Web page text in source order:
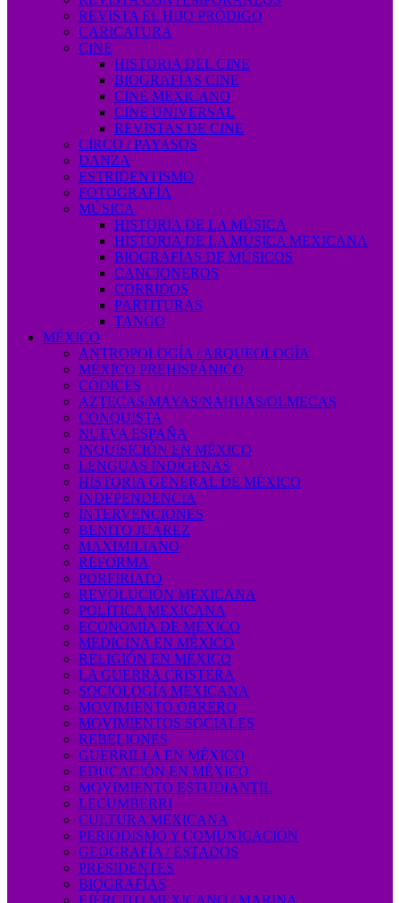
REVISTA EL HIJO PRÓDIGO
CARICATURA
CINE
HISTORIA DEL CINE
BIOGRAFÍAS CINE
CINE MEXICANO
CINE UNIVERSAL
REVISTAS DE CINE
CIRCO / PAYASOS
DANZA
ESTRIDENTISMO
FOTOGRAFÍA
MÚSICA
HISTORIA DE LA MÚSICA
HISTORIA DE LA MÚSICA MEXICANA
BIOGRAFÍAS DE MÚSICOS
CANCIONEROS
CORRIDOS
PARTITURAS
TANGO
MÉXICO
ANTROPOLOGÍA / ARQUEOLOGÍA
MÉXICO PREHISPÁNICO
CÓDICES
AZTECAS/MAYAS/NAHUAS/OLMECAS
CONQUISTA
NUEVA ESPAÑA
INQUISICIÓN EN MÉXICO
LENGUAS INDÍGENAS
HISTORIA GENERAL DE MÉXICO
INDEPENDENCIA
INTERVENCIONES
BENITO JUÁREZ
MAXIMILIANO
REFORMA
PORFIRIATO
REVOLUCIÓN MEXICANA
POLÍTICA MEXICANA
ECONOMÍA DE MÉXICO
MEDICINA EN MÉXICO
RELIGIÓN EN MÉXICO
LA GUERRA CRISTERA
SOCIOLOGÍA MEXICANA
MOVIMIENTO OBRERO
MOVIMIENTOS SOCIALES
REBELIONES
GUERRILLA EN MÉXICO
EDUCACIÓN EN MÉXICO
MOVIMIENTO ESTUDIANTIL
LECUMBERRI
CULTURA MEXICANA
PERIODISMO Y COMUNICACIÓN
GEOGRAFÍA / ESTADOS
PRESIDENTES
BIOGRAFÍAS
EJÉRCITO MEXICANO / MARINA